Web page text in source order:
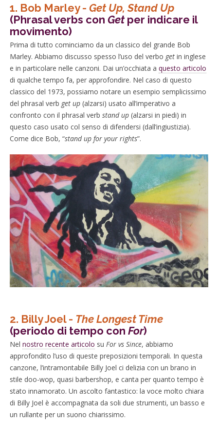
1. Bob Marley - Get Up, Stand Up
(Phrasal verbs con Getper indicare il
movimento)
Prima di tutto cominciamo da un classico del grande Bob
Marley. Abbiamo discusso spesso l’uso del verbo get in inglese
e in particolare nelle canzoni. Dai un’occhiata a questo articolo
di qualche tempo fa, per approfondire. Nel caso di questo
classico del 1973, possiamo notare un esempio semplicissimo
del phrasal verb get up (alzarsi) usato all’imperativo a
confronto con il phrasal verb stand up (alzarsi in piedi) in
questo caso usato col senso di difendersi (dall’ingiustizia).
Come dice Bob, “stand up for your rights”.
2. Billy Joel - The Longest Time
(periodo di tempo con For)
Nel nostro recente articolo su For vs Since, abbiamo
approfondito l’uso di queste preposizioni temporali. In questa
canzone, l’intramontabile Billy Joel ci delizia con un brano in
stile doo-wop, quasi barbershop, e canta per quanto tempo è
stato innamorato. Un ascolto fantastico: la voce molto chiara
di Billy Joel è accompagnata da soli due strumenti, un basso e
un rullante per un suono chiarissimo.